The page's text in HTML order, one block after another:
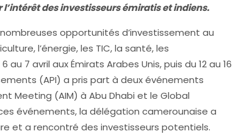
des investisseurs émiratis et indiens.
opportunités d’investissement au
l’énergie, les TIC, la santé, les
7 avril aux Émirats Arabes Unis, puis du 12 au 16
(API) a pris part à deux événements
Meeting (AIM) à Abu Dhabi et le Global
événements, la délégation camerounaise a
et a rencontré des investisseurs potentiels.